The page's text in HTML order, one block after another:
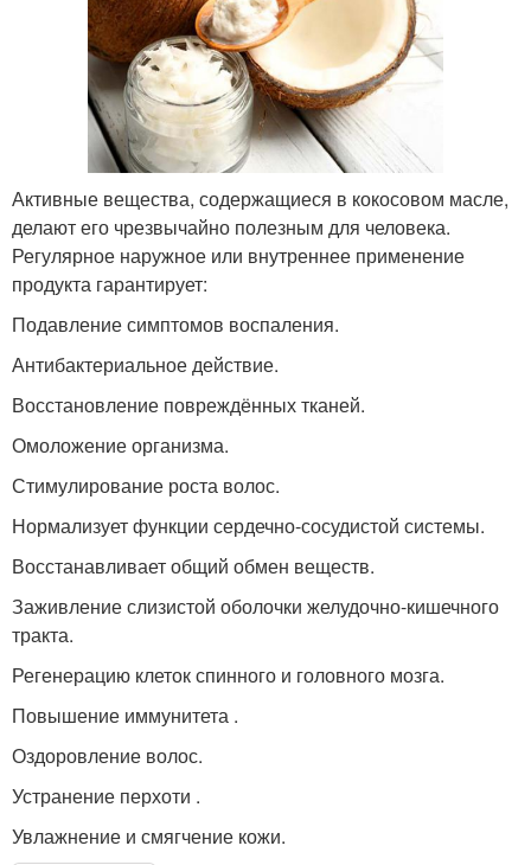
Активные вещества, содержащиеся в кокосовом масле,
делают его чрезвычайно полезным для человека.
Регулярное наружное или внутреннее применение
продукта гарантирует:
Подавление симптомов воспаления.
Антибактериальное действие.
Восстановление повреждённых тканей.
Омоложение организма.
Стимулирование роста волос.
Нормализует функции сердечно-сосудистой системы.
Восстанавливает общий обмен веществ.
Заживление слизистой оболочки желудочно-кишечного
тракта.
Регенерацию клеток спинного и головного мозга.
Повышение иммунитета .
Оздоровление волос.
Устранение перхоти .
Увлажнение и смягчение кожи.